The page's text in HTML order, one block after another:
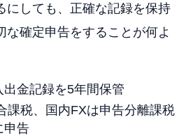
にしても、正確な記録を保持
な確定申告をすることが何よ
金記録を5年間保管
課税、国内FXは申告分離課税
申告